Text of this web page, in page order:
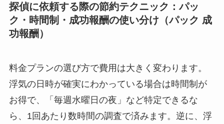
探偵に依頼する際の節約テクニック：パッ
ク・時間制・成功報酬の使い分け（パック 成
功報酬）
料金プランの選び方で費用は大きく変わります。
浮気の日時が確実にわかっている場合は時間制が
お得で、「毎週水曜日の夜」など特定できるな
ら、1回あたり数時間の調査で済みます。逆に、浮